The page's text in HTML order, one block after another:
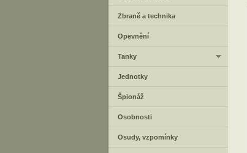
Zbraně a technika
Opevnění
Tanky
Jednotky
Špionáž
Osobnosti
Osudy, vzpomínky